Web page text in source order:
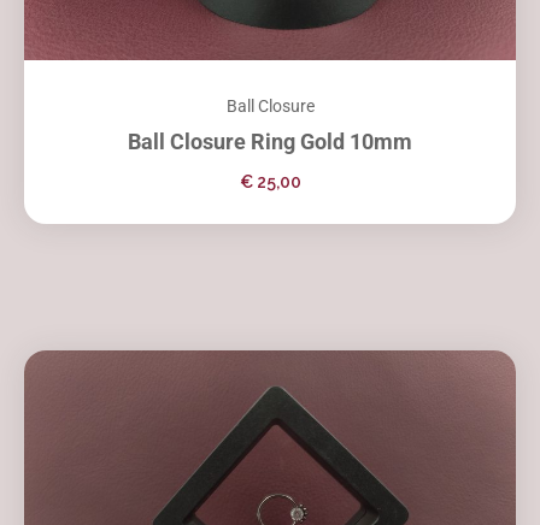
Ball Closure
Ball Closure Ring Gold 10mm
€25,00